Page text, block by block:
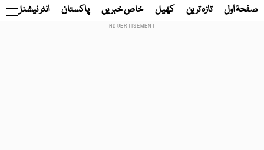
صفحۂ اول تازہ ترین کھیل خاص خبریں پاکستان انٹر نیشنل